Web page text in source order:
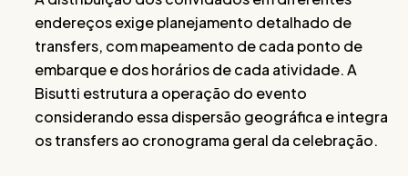
endereços exige planejamento detalhado de
transfers, com mapeamento de cada ponto de
embarque e dos horários de cada atividade. A
Bisutti estrutura a operação do evento
considerando essa dispersão geográfica e integra
os transfers ao cronograma geral da celebração.